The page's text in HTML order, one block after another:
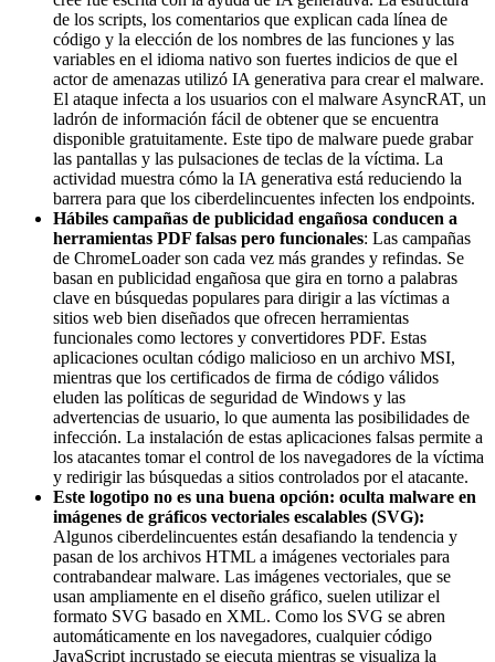
de los scripts, los comentarios que explican cada línea de
código y la elección de los nombres de las funciones y las
variables en el idioma nativo son fuertes indicios de que el
actor de amenazas utilizó IA generativa para crear el malware.
El ataque infecta a los usuarios con el malware AsyncRAT, un
ladrón de información fácil de obtener que se encuentra
disponible gratuitamente. Este tipo de malware puede grabar
las pantallas y las pulsaciones de teclas de la víctima. La
actividad muestra cómo la IA generativa está reduciendo la
barrera para que los ciberdelincuentes infecten los endpoints.
Hábiles campañas de publicidad engañosa conducen a
herramientas PDF falsas pero funcionales: Las campañas
de ChromeLoader son cada vez más grandes y refindas. Se
basan en publicidad engañosa que gira en torno a palabras
clave en búsquedas populares para dirigir a las víctimas a
sitios web bien diseñados que ofrecen herramientas
funcionales como lectores y convertidores PDF. Estas
aplicaciones ocultan código malicioso en un archivo MSI,
mientras que los certificados de firma de código válidos
eluden las políticas de seguridad de Windows y las
advertencias de usuario, lo que aumenta las posibilidades de
infección. La instalación de estas aplicaciones falsas permite a
los atacantes tomar el control de los navegadores de la víctima
y redirigir las búsquedas a sitios controlados por el atacante.
Este logotipo no es una buena opción: oculta malware en
imágenes de gráficos vectoriales escalables (SVG):
Algunos ciberdelincuentes están desafiando la tendencia y
pasan de los archivos HTML a imágenes vectoriales para
contrabandear malware. Las imágenes vectoriales, que se
usan ampliamente en el diseño gráfico, suelen utilizar el
formato SVG basado en XML. Como los SVG se abren
automáticamente en los navegadores, cualquier código
JavaScript incrustado se ejecuta mientras se visualiza la